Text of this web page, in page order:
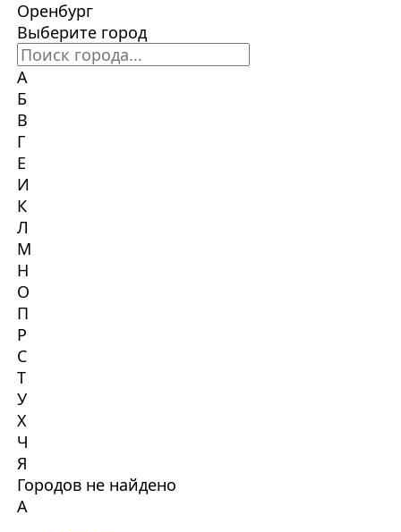
Оренбург
Выберите город
А
Б
В
Г
Е
И
К
Л
М
Н
О
П
Р
С
Т
У
Х
Ч
Я
Городов не найдено
А